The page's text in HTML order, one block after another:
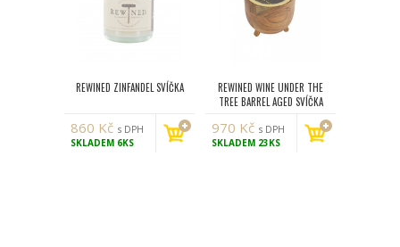
REWINED ZINFANDEL SVÍČKA
860 Kč s DPH
SKLADEM 6KS
REWINED WINE UNDER THE
TREE BARREL AGED SVÍČKA
970 Kč s DPH
SKLADEM 23KS